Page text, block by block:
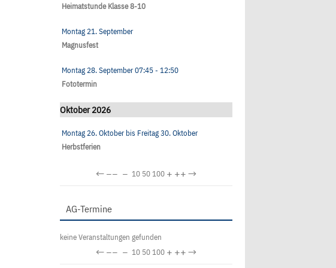
Heimatstunde Klasse 8-10
Montag 21. September
Magnusfest
Montag 28. September07:45- 12:50
Fototermin
Oktober 2026
Montag 26. Oktoberbis Freitag 30. Oktober
Herbstferien
←−− − 10 50100 + ++→
AG-Termine
keine Veranstaltungen gefunden
←−− − 10 50100 + ++→